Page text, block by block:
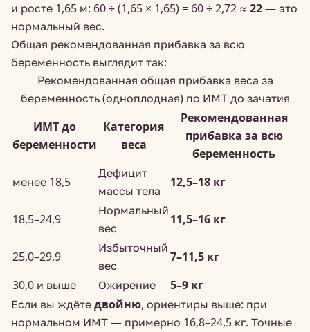
и росте 1,65 м: 60 ÷ (1,65 × 1,65) = 60 ÷ 2,72 ≈ 22— это
нормальный вес.
Общая рекомендованная прибавка за всю
беременность выглядит так:
Рекомендованная общая прибавка веса за
беременность (одноплодная) по ИМТ до зачатия
ИМТ до
беременности
Категория
веса
Рекомендованная
прибавка за всю
беременность
менее 18,5
Дефицит
массы тела
12,5–18 кг
18,5–24,9
Нормальный
вес
11,5–16 кг
25,0–29,9
Избыточный
вес
7–11,5 кг
30,0 и выше
Ожирение
5–9 кг
Если вы ждётедвойню, ориентиры выше: при
нормальном ИМТ — примерно 16,8–24,5 кг. Точные